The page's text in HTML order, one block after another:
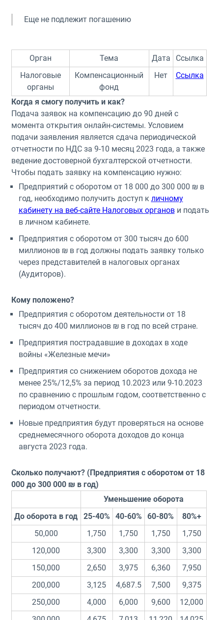
Еще не подлежит погашению
Орган Тема Дата
Ссылка
Налоговые
органы
Компенсационный
фонд
Нет Ссылка
Когда я смогу получить и как?
Подача заявок на компенсацию до 90 дней с
момента открытия онлайн-системы. Условием
подачи заявления является сдача периодической
отчетности по НДС за 9-10 месяц 2023 года, а также
ведение достоверной бухгалтерской отчетности.
Чтобы подать заявку на компенсацию нужно:
Предприятий с оборотом от 18 000 до 300 000 ₪ в
год, необходимо получить доступ к личному
кабинету на веб-сайте Налоговых органови подать
в личном кабинете.
Предприятия с оборотом от 300 тысяч до 600
миллионов ₪ в год должны подать заявку только
через представителей в налоговых органах
(Аудиторов).
Кому положено?
Предприятия с оборотом деятельности от 18
тысяч до 400 миллионов ₪ в год по всей стране.
Предприятия пострадавшие в доходах в ходе
войны «Железные мечи»
Предприятия со снижением оборотов дохода не
менее 25%/12,5% за период 10.2023 или 9-10.2023
по сравнению с прошлым годом, соответственно с
периодом отчетности.
Новые предприятия будут проверяться на основе
среднемесячного оборота доходов до конца
августа 2023 года.
Сколько получают? (Предприятия с оборотом от 18
000 до 300 000 ₪ в год)
Уменьшение оборота
До оборота в год
25-40% 40-60% 60-80%
80%+
50,000
1,750 1,750 1,750
1,750
120,000
3,300 3,300 3,300
3,300
150,000
2,650 3,975 6,360
7,950
200,000
3,125 4,687.5 7,500
9,375
250,000
4,000 6,000 9,600
12,000